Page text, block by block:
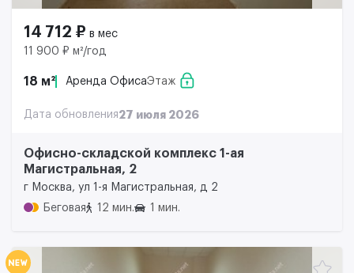
14 712 ₽ в мес
11 900 ₽ м²/год
18 м² Аренда ОфисаЭтаж
Дата обновления27 июля 2026
Офисно-складской комплекс 1-ая
Магистральная, 2
г Москва, ул 1-я Магистральная, д 2
Беговая
12 мин. 1 мин.